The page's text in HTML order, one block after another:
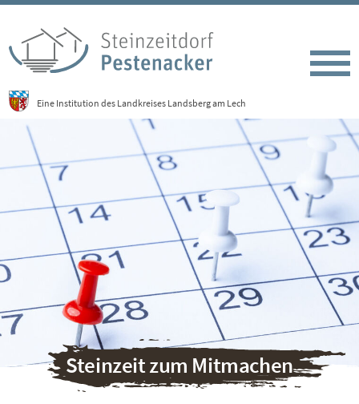
Eine Institution des Landkreises Landsberg am Lech
Steinzeit zum Mitmachen